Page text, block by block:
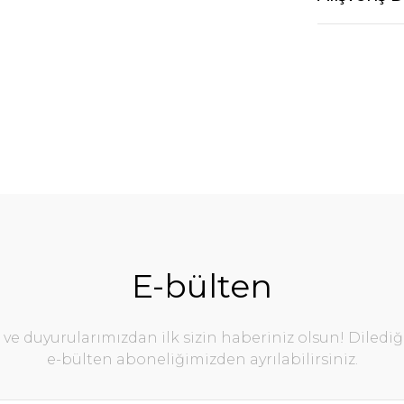
E-bülten
ve duyurularımızdan ilk sizin haberiniz olsun!
e-bülten aboneliğimizden ayrılabilirsiniz.